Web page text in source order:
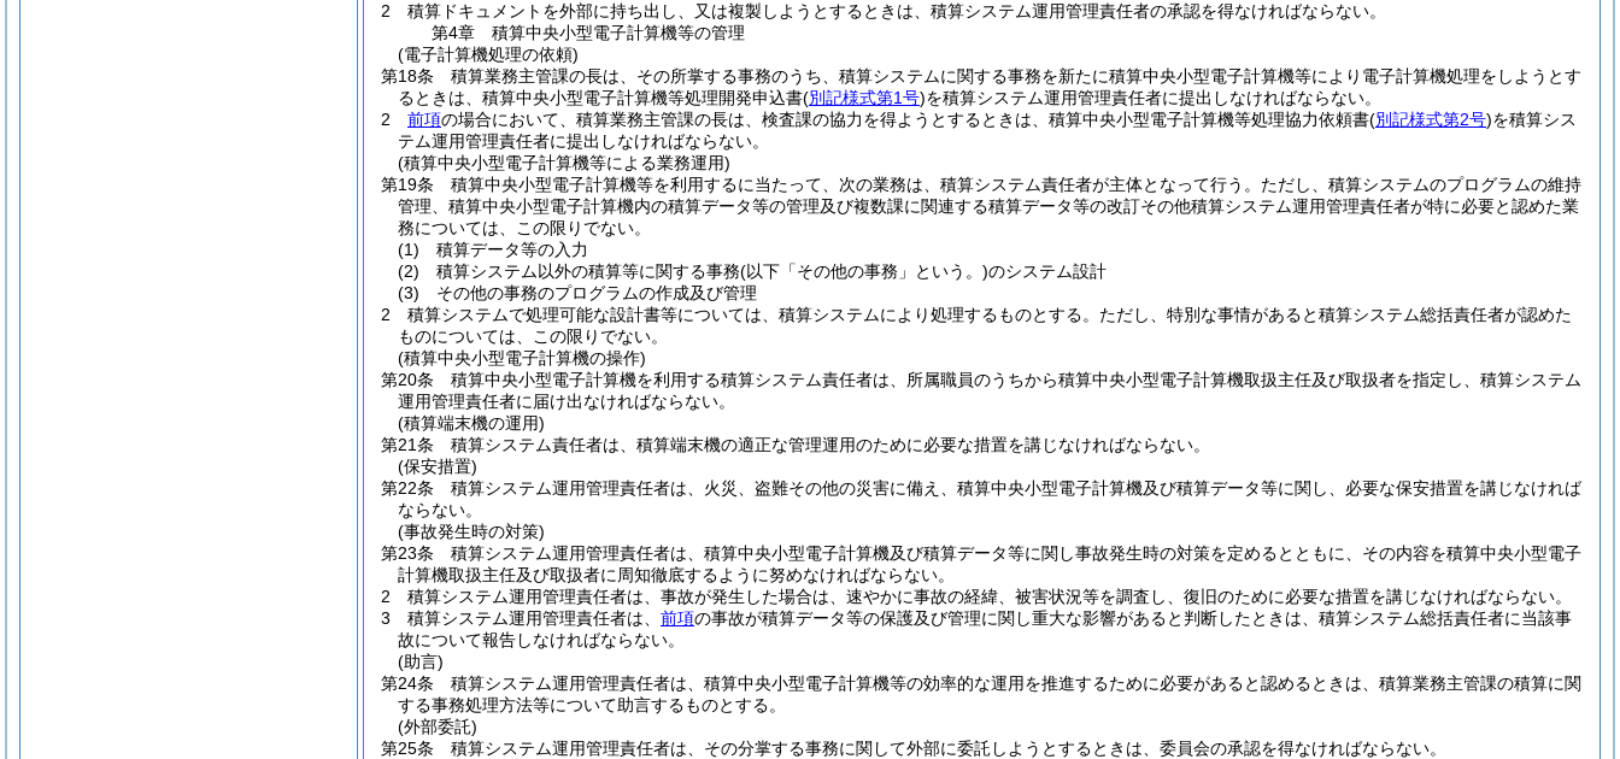
2
積算ドキュメントを外部に持ち出し、又は複製しようとするときは、積算システム運用管理責任者の承認を得なければならない。
第4章
積算中央小型電子計算機等の管理
(電子計算機処理の依頼)
第18条
積算業務主管課の長は、その所掌する事務のうち、積算システムに関する事務を新たに積算中央小型電子計算機等により電子計算機処理をしようとす
るときは、積算中央小型電子計算機等処理開発申込書(別記様式第1号)を積算システム運用管理責任者に提出しなければならない。
2
前項の場合において、積算業務主管課の長は、検査課の協力を得ようとするときは、積算中央小型電子計算機等処理協力依頼書(別記様式第2号)を積算シス
テム運用管理責任者に提出しなければならない。
(積算中央小型電子計算機等による業務運用)
第19条
積算中央小型電子計算機等を利用するに当たって、次の業務は、積算システム責任者が主体となって行う。 ただし、積算システムのプログラムの維持
管理、積算中央小型電子計算機内の積算データ等の管理及び複数課に関連する積算データ等の改訂その他積算システム運用管理責任者が特に必要と認めた業
務については、この限りでない。
(1)
積算データ等の入力
(2)
積算システム以外の積算等に関する事務(以下「その他の事務」という。)のシステム設計
(3)
その他の事務のプログラムの作成及び管理
2
積算システムで処理可能な設計書等については、積算システムにより処理するものとする。 ただし、特別な事情があると積算システム総括責任者が認めた
ものについては、この限りでない。
(積算中央小型電子計算機の操作)
第20条
積算中央小型電子計算機を利用する積算システム責任者は、所属職員のうちから積算中央小型電子計算機取扱主任及び取扱者を指定し、積算システム
運用管理責任者に届け出なければならない。
(積算端末機の運用)
第21条
積算システム責任者は、積算端末機の適正な管理運用のために必要な措置を講じなければならない。
(保安措置)
第22条
積算システム運用管理責任者は、火災、盗難その他の災害に備え、積算中央小型電子計算機及び積算データ等に関し、必要な保安措置を講じなければ
ならない。
(事故発生時の対策)
第23条
積算システム運用管理責任者は、積算中央小型電子計算機及び積算データ等に関し事故発生時の対策を定めるとともに、その内容を積算中央小型電子
計算機取扱主任及び取扱者に周知徹底するように努めなければならない。
2
積算システム運用管理責任者は、事故が発生した場合は、速やかに事故の経緯、被害状況等を調査し、復旧のために必要な措置を講じなければならない。
3
積算システム運用管理責任者は、 前項の事故が積算データ等の保護及び管理に関し重大な影響があると判断したときは、積算システム総括責任者に当該事
故について報告しなければならない。
(助言)
第24条
積算システム運用管理責任者は、積算中央小型電子計算機等の効率的な運用を推進するために必要があると認めるときは、積算業務主管課の積算に関
する事務処理方法等について助言するものとする。
(外部委託)
第25条
積算システム運用管理責任者は、その分掌する事務に関して外部に委託しようとするときは、委員会の承認を得なければならない。